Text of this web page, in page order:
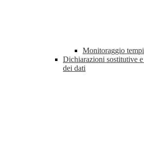
Monitoraggio
Dichiarazioni sostitutive
dei dati